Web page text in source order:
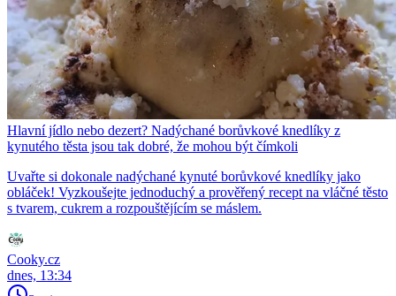
Hlavní jídlo nebo dezert? Nadýchané borůvkové knedlíky z
kynutého těsta jsou tak dobré, že mohou být čímkoli
Uvařte si dokonale nadýchané kynuté borůvkové knedlíky jako
obláček! Vyzkoušejte jednoduchý a prověřený recept na vláčné těsto
s tvarem, cukrem a rozpouštějícím se máslem.
Cooky.cz
dnes, 13:34